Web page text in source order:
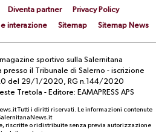
Diventa partner
Privacy Policy
interazione
Sitemap Sitemap News
sportivo sulla Salernitana
presso il Tribunale di Salerno - iscrizione
del 29/1/2020, RG n.144/2020
Tretola - Editore: EAMAPRESS APS
Tutti i diritti riservati. Le informazioni contenute
riscritte o ridistribuite senza previa autorizzazione